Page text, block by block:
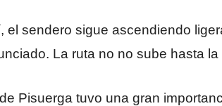
el sendero sigue ascendiendo
La ruta no no sube hasta
Pisuerga tuvo una gran